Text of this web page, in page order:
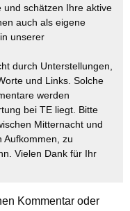
schätzen Ihre aktive
auch als eigene
unserer
durch Unterstellungen,
und Links. Solche
werden
bei TE liegt. Bitte
Mitternacht und
Aufkommen, zu
Vielen Dank für Ihr
Kommentar oder